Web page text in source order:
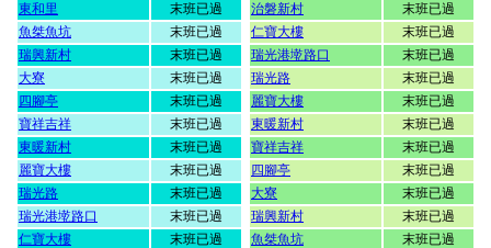
東和里
末班已過
魚桀魚坑
末班已過
瑞興新村
末班已過
大寮
末班已過
四腳亭
末班已過
寶祥吉祥
末班已過
東暖新村
末班已過
麗寶大樓
末班已過
瑞光路
末班已過
瑞光港墘路口
末班已過
仁寶大樓
末班已過
治磐新村
末班已過
仁寶大樓
末班已過
瑞光港墘路口
末班已過
瑞光路
末班已過
麗寶大樓
末班已過
東暖新村
末班已過
寶祥吉祥
末班已過
四腳亭
末班已過
大寮
末班已過
瑞興新村
末班已過
魚桀魚坑
末班已過